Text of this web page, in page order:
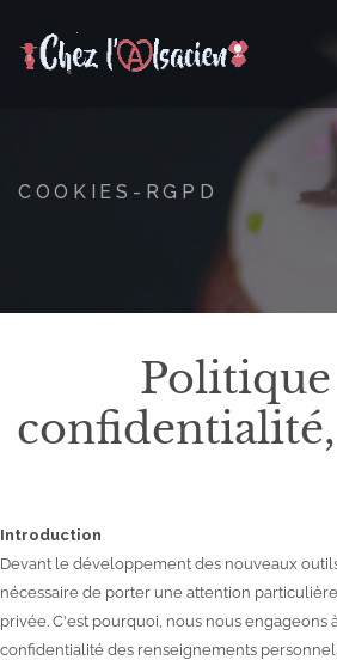
COOKIES-RGPD
Introduction
Devant le développement des nouveaux
nécessaire de porter une attention
privée. C'est pourquoi, nous nous engageons
confidentialité des renseignements